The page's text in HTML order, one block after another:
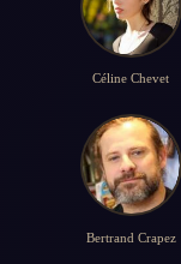
Céline Chevet
Bertrand Crapez